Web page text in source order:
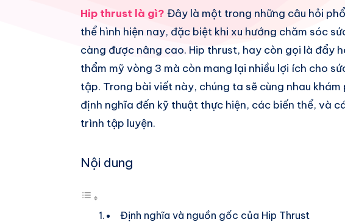
Share
Facebook
Twitter
Share
Pinterest
Share
Whatsapp
Hip thrust là gì? Đây là một trong những câu hỏi
thể hình hiện nay, đặc biệt khi xu hướng chăm sóc
càng được nâng cao. Hip thrust, hay còn gọi là đẩy
thẩm mỹ vòng 3 mà còn mang lại nhiều lợi ích cho
tập. Trong bài viết này, chúng ta sẽ cùng nhau
định nghĩa đến kỹ thuật thực hiện, các biến thể, và
trình tập luyện.
Nội dung
Định nghĩa và nguồn gốc của Hip Thrust